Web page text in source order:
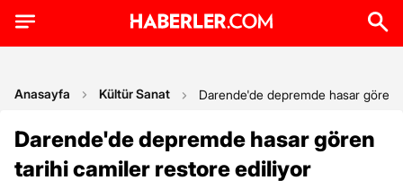
Anasayfa Kültür Sanat Darende'de depremde hasar
Darende'de depremde hasar gören
tarihi camiler restore ediliyor